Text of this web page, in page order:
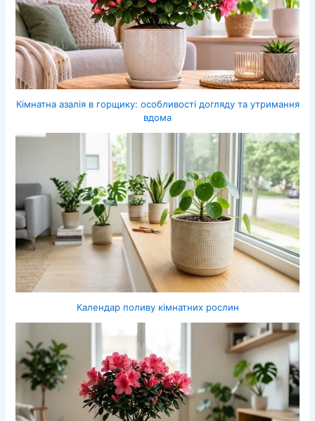
Кімнатна азалія в горщику: особливості догляду та утримання
вдома
Календар поливу кімнатних рослин